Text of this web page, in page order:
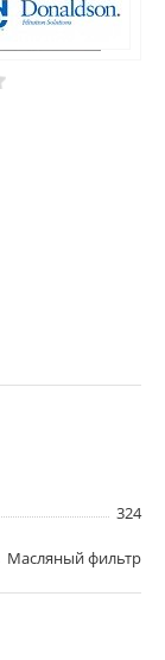
324
Масляный фильтр